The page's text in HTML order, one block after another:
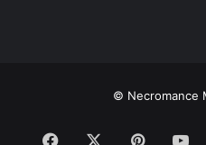
© Necromance
Facebook Pinterest